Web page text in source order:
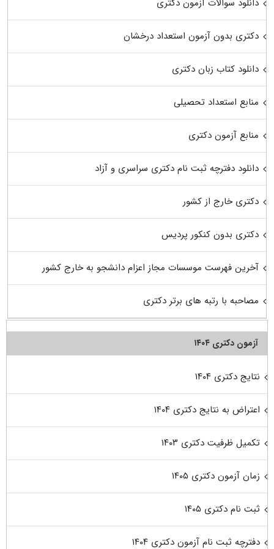
دکتری بدون آزمون استعداد درخشان
دانلود کتاب زبان دکتری
منابع استعداد تحصیلی
منابع آزمون دکتری
دانلود دفترچه ثبت نام دکتری سراسری و آزاد
دکتری خارج از کشور
دکتری بدون کنکور پردیس
آخرین فهرست موسسات مجاز اعزام دانشجو به خارج کشور
مصاحبه با رتبه های برتر دکتری
آزمون دکتری ۱۴۰۴
نتایج دکتری ۱۴۰۴
اعتراض به نتایج دکتری ۱۴۰۴
تکمیل ظرفیت دکتری ۱۴۰۳
زمان آزمون دکتری ۱۴۰۵
ثبت نام دکتری ۱۴۰۵
دفترچه ثبت نام آزمون دکتری ۱۴۰۴